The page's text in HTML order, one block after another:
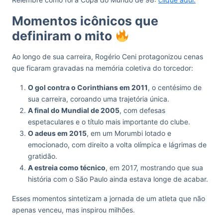
Momentos icônicos que
definiram o mito
Ao longo de sua carreira, Rogério Ceni protagonizou cenas
que ficaram gravadas na memória coletiva do torcedor:
O gol contra o Corinthians em 2011, o centésimo de
sua carreira, coroando uma trajetória única.
A final do Mundial de 2005, com defesas
espetaculares e o título mais importante do clube.
O adeus em 2015, em um Morumbi lotado e
emocionado, com direito a volta olímpica e lágrimas de
gratidão.
A estreia como técnico, em 2017, mostrando que sua
história com o São Paulo ainda estava longe de acabar.
Esses momentos sintetizam a jornada de um atleta que não
apenas venceu, mas inspirou milhões.